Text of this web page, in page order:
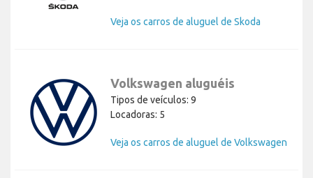
Veja os carros de aluguel de Skoda
Volkswagen aluguéis
Tipos de veículos: 9
Locadoras: 5
Veja os carros de aluguel de Volkswagen